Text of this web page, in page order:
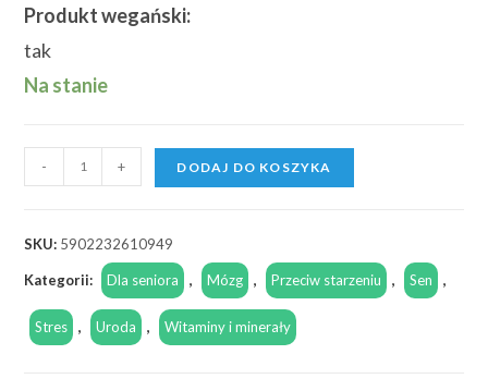
Produkt wegański:
tak
Na stanie
- + DODAJ DO KOSZYKA
SKU: 5902232610949
Kategorii: Dla seniora , Mózg , Przeciw starzeniu , Sen ,
Stres , Uroda , Witaminy i minerały